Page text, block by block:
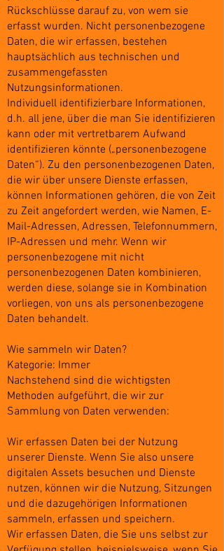
Rückschlüsse darauf zu, von wem sie
erfasst wurden. Nicht personenbezogene
Daten, die wir erfassen, bestehen
hauptsächlich aus technischen und
zusammengefassten
Nutzungsinformationen.
Individuell identifizierbare Informationen,
d.h. all jene, über die man Sie identifizieren
kann oder mit vertretbarem Aufwand
identifizieren könnte („personenbezogene
Daten“). Zu den personenbezogenen Daten,
die wir über unsere Dienste erfassen,
können Informationen gehören, die von Zeit
zu Zeit angefordert werden, wie Namen, E-
Mail-Adressen, Adressen, Telefonnummern,
IP-Adressen und mehr. Wenn wir
personenbezogene mit nicht
personenbezogenen Daten kombinieren,
werden diese, solange sie in Kombination
vorliegen, von uns als personenbezogene
Daten behandelt.
Wie sammeln wir Daten?
Kategorie: Immer
Nachstehend sind die wichtigsten
Methoden aufgeführt, die wir zur
Sammlung von Daten verwenden:
Wir erfassen Daten bei der Nutzung
unserer Dienste. Wenn Sie also unsere
digitalen Assets besuchen und Dienste
nutzen, können wir die Nutzung, Sitzungen
und die dazugehörigen Informationen
sammeln, erfassen und speichern.
Wir erfassen Daten, die Sie uns selbst zur